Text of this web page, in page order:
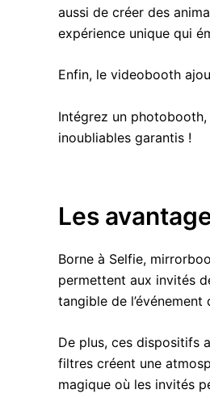
aussi de créer des
expérience unique qui
Enfin, le videobooth
Intégrez un
inoubliables garantis !
Les
Borne à Selfie,
permettent aux invités
tangible de
De plus, ces dispositifs
filtres créent une
magique où les invités